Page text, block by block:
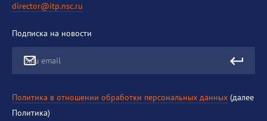
director@itp.nsc.ru
Подписка на новости
Ваш email
Политика в отношении обработки персональных данных (далее
Политика)